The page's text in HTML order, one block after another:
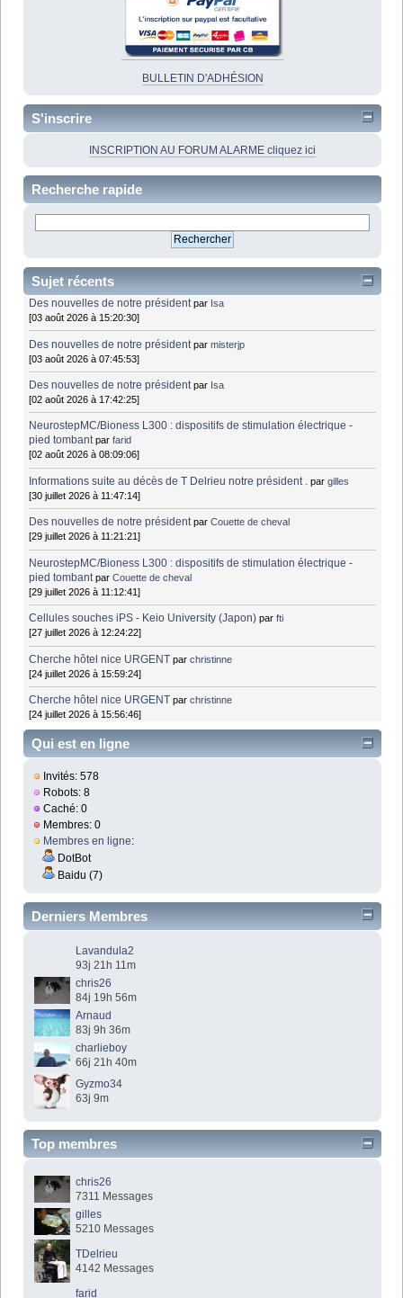
BULLETIN D'ADHÉSION
S'inscrire
INSCRIPTION AU FORUM ALARME cliquez ici
Recherche rapide
Sujet récents
Des nouvelles de notre président par Isa
[03 août 2026 à 15:20:30]
Des nouvelles de notre président parmisterjp
[03 août 2026 à 07:45:53]
Des nouvelles de notre président par Isa
[02 août 2026 à 17:42:25]
NeurostepMC/Bioness L300 : dispositifs de stimulation électrique -
pied tombant parfarid
[02 août 2026 à 08:09:06]
Informations suite au décès de T Delrieu notre président . pargilles
[30 juillet 2026 à 11:47:14]
Des nouvelles de notre président parCouette de cheval
[29 juillet 2026 à 11:21:21]
NeurostepMC/Bioness L300 : dispositifs de stimulation électrique -
pied tombant parCouette de cheval
[29 juillet 2026 à 11:12:41]
Cellules souches iPS - Keio University (Japon) parfti
[27 juillet 2026 à 12:24:22]
Cherche hôtel nice URGENT parchristinne
[24 juillet 2026 à 15:59:24]
Cherche hôtel nice URGENT parchristinne
[24 juillet 2026 à 15:56:46]
Qui est en ligne
Invités: 578
Robots: 8
Caché: 0
Membres: 0
Membres en ligne:
DotBot
Baidu (7)
Derniers Membres
Lavandula2
93j 21h 11m
chris26
84j 19h 56m
Arnaud
83j 9h 36m
charlieboy
66j 21h 40m
Gyzmo34
63j 9m
Top membres
chris26
7311 Messages
gilles
5210 Messages
TDelrieu
4142 Messages
farid